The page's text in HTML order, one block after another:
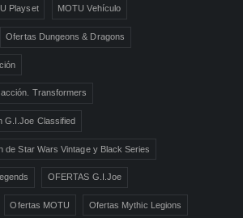
Playset MOTU Vehículo
Ofertas Dungeons & Dragons
Transformers
G.I.Joe Classified
de Star Wars Vintage y Black Series
OFERTAS G.I.Joe
Ofertas MOTU Ofertas Mythic Legions